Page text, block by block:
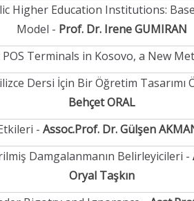
Higher Education Institutions:
Model - Prof. Dr. Irene GUMIRAN
Terminals in Kosovo, a New
Dersi İçin Bir Öğretim Tasarımı
Behçet ORAL
- Assoc.Prof. Dr. Gülşen
Damgalanmanın Belirleyicileri -
Oryal Taşkın